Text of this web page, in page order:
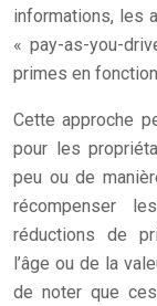
informations, les
« pay-as-you-
primes en
Cette approche
pour les
peu ou de
récompenser
réductions de
l’âge ou de la
de noter que